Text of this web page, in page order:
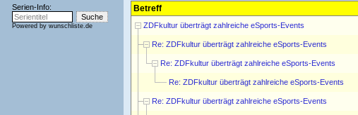
Serien-Info:
Powered by wunschliste.de
Betreff
ZDFkultur überträgt zahlreiche eSports-Events
Re: ZDFkultur überträgt zahlreiche eSports-Events
Re: ZDFkultur überträgt zahlreiche eSports-Events
Re: ZDFkultur überträgt zahlreiche eSports-Events
Re: ZDFkultur überträgt zahlreiche eSports-Events